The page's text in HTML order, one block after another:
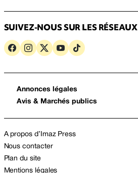
SUIVEZ-NOUS SUR LES RÉSEAUX
Annonces légales
Avis & Marchés publics
A propos d’Imaz Press
Nous contacter
Plan du site
Mentions légales